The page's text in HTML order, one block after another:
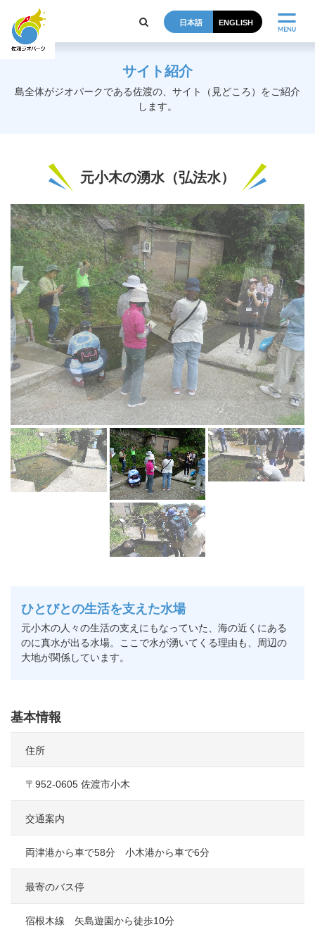
日本語 ENGLISH
サイト紹介
島全体がジオパークである佐渡の、サイト（見どころ）をご紹介
します。
元小木の湧水（弘法水）
ひとびとの生活を支えた水場
元小木の人々の生活の支えにもなっていた、海の近くにある
のに真水が出る水場。ここで水が湧いてくる理由も、周辺の
大地が関係しています。
基本情報
住所
〒952-0605 佐渡市小木
交通案内
両津港から車で58分 小木港から車で6分
最寄のバス停
宿根木線 矢島遊園から徒歩10分